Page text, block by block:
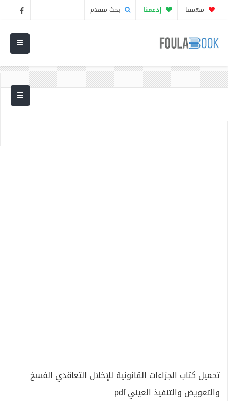
مهمتنا إدعمنا بحث متقدم
تحميل كتاب الجزاءات القانونية للإخلال التعاقدي الفسخ
والتعويض والتنفيذ العيني pdf